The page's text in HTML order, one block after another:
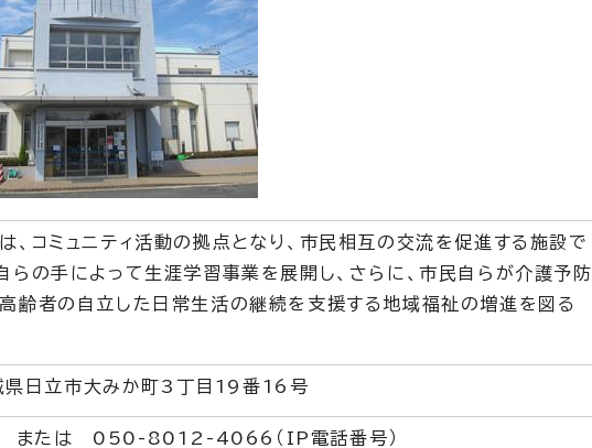
、コミュニティ活動の拠点となり、市民相互の交流を促進する施設で
らの手によって生涯学習事業を展開し、さらに、市民自らが介護予防
齢者の自立した日常生活の継続を支援する地域福祉の増進を図る
日立市大みか町3丁目19番16号
たは 050-8012-4066（IP電話番号）